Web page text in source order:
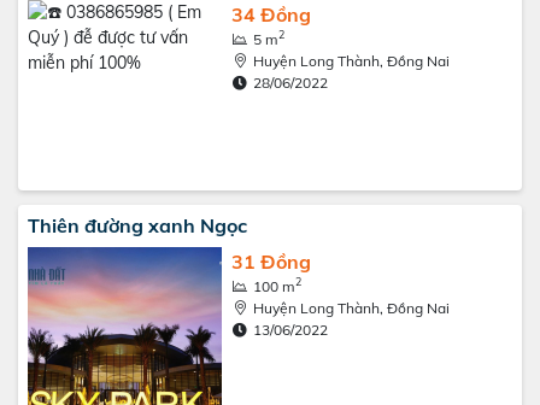
34 Đồng
5 m2
Huyện Long Thành, Đồng Nai
28/06/2022
Thiên đường xanh Ngọc
31 Đồng
100 m2
Huyện Long Thành, Đồng Nai
13/06/2022